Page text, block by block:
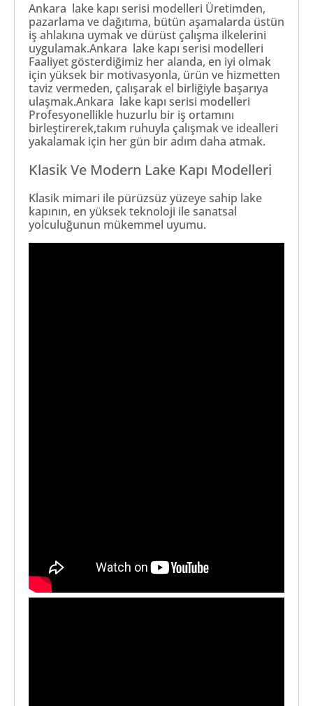
Ankara lake kapı serisi modelleri Üretimden,
pazarlama ve dağıtıma, bütün aşamalarda üstün
iş ahlakına uymak ve dürüst çalışma ilkelerini
uygulamak.Ankara lake kapı serisi modelleri
Faaliyet gösterdiğimiz her alanda, en iyi olmak
için yüksek bir motivasyonla, ürün ve hizmetten
taviz vermeden, çalışarak el birliğiyle başarıya
ulaşmak.Ankara lake kapı serisi modelleri
Profesyonellikle huzurlu bir iş ortamını
birleştirerek,takım ruhuyla çalışmak ve idealleri
yakalamak için her gün bir adım daha atmak.
Klasik Ve Modern Lake Kapı Modelleri
Klasik mimari ile pürüzsüz yüzeye sahip lake
kapının, en yüksek teknoloji ile sanatsal
yolculuğunun mükemmel uyumu.